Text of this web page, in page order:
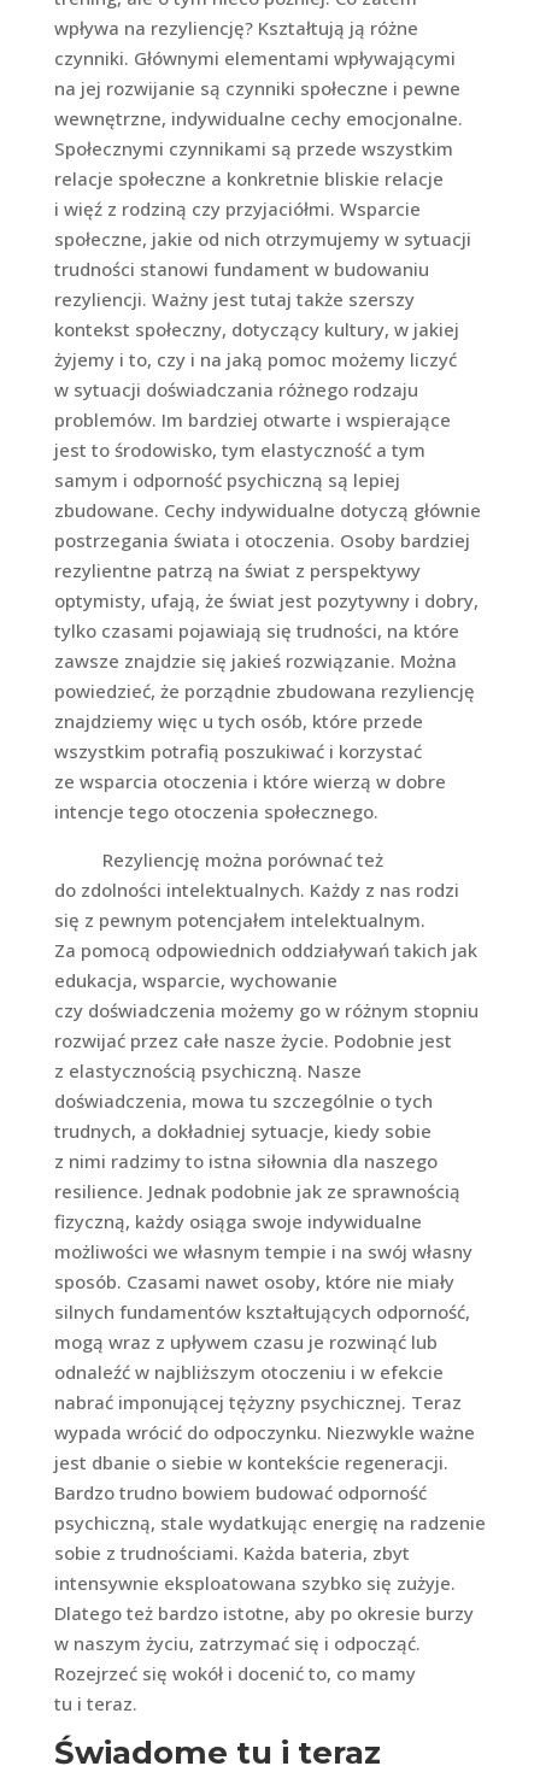
wpływa na rezyliencję? Kształtują ją różne
czynniki. Głównymi elementami wpływającymi
na jej rozwijanie są czynniki społeczne i pewne
wewnętrzne, indywidualne cechy emocjonalne.
Społecznymi czynnikami są przede wszystkim
relacje społeczne a konkretnie bliskie relacje
i więź z rodziną czy przyjaciółmi. Wsparcie
społeczne, jakie od nich otrzymujemy w sytuacji
trudności stanowi fundament w budowaniu
rezyliencji. Ważny jest tutaj także szerszy
kontekst społeczny, dotyczący kultury, w jakiej
żyjemy i to, czy i na jaką pomoc możemy liczyć
w sytuacji doświadczania różnego rodzaju
problemów. Im bardziej otwarte i wspierające
jest to środowisko, tym elastyczność a tym
samym i odporność psychiczną są lepiej
zbudowane. Cechy indywidualne dotyczą głównie
postrzegania świata i otoczenia. Osoby bardziej
rezylientne patrzą na świat z perspektywy
optymisty, ufają, że świat jest pozytywny i dobry,
tylko czasami pojawiają się trudności, na które
zawsze znajdzie się jakieś rozwiązanie. Można
powiedzieć, że porządnie zbudowana rezyliencję
znajdziemy więc u tych osób, które przede
wszystkim potrafią poszukiwać i korzystać
ze wsparcia otoczenia i które wierzą w dobre
intencje tego otoczenia społecznego.
Rezyliencję można porównać też
do zdolności intelektualnych. Każdy z nas rodzi
się z pewnym potencjałem intelektualnym.
Za pomocą odpowiednich oddziaływań takich jak
edukacja, wsparcie, wychowanie
czy doświadczenia możemy go w różnym stopniu
rozwijać przez całe nasze życie. Podobnie jest
z elastycznością psychiczną. Nasze
doświadczenia, mowa tu szczególnie o tych
trudnych, a dokładniej sytuacje, kiedy sobie
z nimi radzimy to istna siłownia dla naszego
resilience. Jednak podobnie jak ze sprawnością
fizyczną, każdy osiąga swoje indywidualne
możliwości we własnym tempie i na swój własny
sposób. Czasami nawet osoby, które nie miały
silnych fundamentów kształtujących odporność,
mogą wraz z upływem czasu je rozwinąć lub
odnaleźć w najbliższym otoczeniu i w efekcie
nabrać imponującej tężyzny psychicznej. Teraz
wypada wrócić do odpoczynku. Niezwykle ważne
jest dbanie o siebie w kontekście regeneracji.
Bardzo trudno bowiem budować odporność
psychiczną, stale wydatkując energię na radzenie
sobie z trudnościami. Każda bateria, zbyt
intensywnie eksploatowana szybko się zużyje.
Dlatego też bardzo istotne, aby po okresie burzy
w naszym życiu, zatrzymać się i odpocząć.
Rozejrzeć się wokół i docenić to, co mamy
tu i teraz.
Świadome tu i teraz